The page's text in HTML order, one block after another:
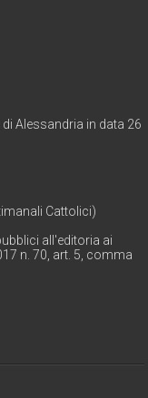
Alessandria in data 26
Cattolici)
all'editoria ai
n. 70, art. 5, comma